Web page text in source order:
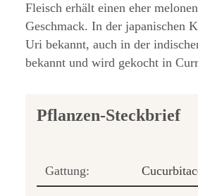
Fleisch erhält einen eher
Geschmack. In der japanischen
Uri bekannt, auch in der
bekannt und wird gekocht in
Pflanzen-Steckbrief
Gattung: